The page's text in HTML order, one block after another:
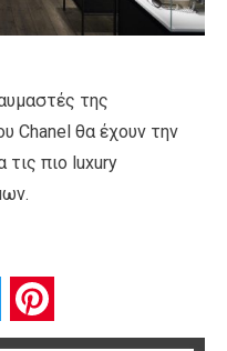
της
Chanel θα έχουν την
τις πιο luxury
Twitter